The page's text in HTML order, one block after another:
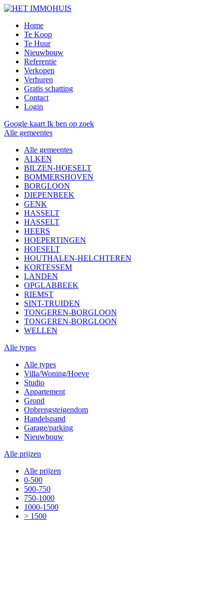
Home
Te Koop
Te Huur
Nieuwbouw
Referentie
Verkopen
Verhuren
Gratis schatting
Contact
Login
Google kaart Ik ben op zoek
Alle gemeentes
Alle gemeentes
ALKEN
BILZEN-HOESELT
BOMMERSHOVEN
BORGLOON
DIEPENBEEK
GENK
HASSELT
HASSELT
HEERS
HOEPERTINGEN
HOESELT
HOUTHALEN-HELCHTEREN
KORTESSEM
LANDEN
OPGLABBEEK
RIEMST
SINT-TRUIDEN
TONGEREN-BORGLOON
TONGEREN-BORGLOON
WELLEN
Alle types
Alle types
Villa/Woning/Hoeve
Studio
Appartement
Grond
Opbrengsteigendom
Handelspand
Garage/parking
Nieuwbouw
Alle prijzen
Alle prijzen
0-500
500-750
750-1000
1000-1500
> 1500